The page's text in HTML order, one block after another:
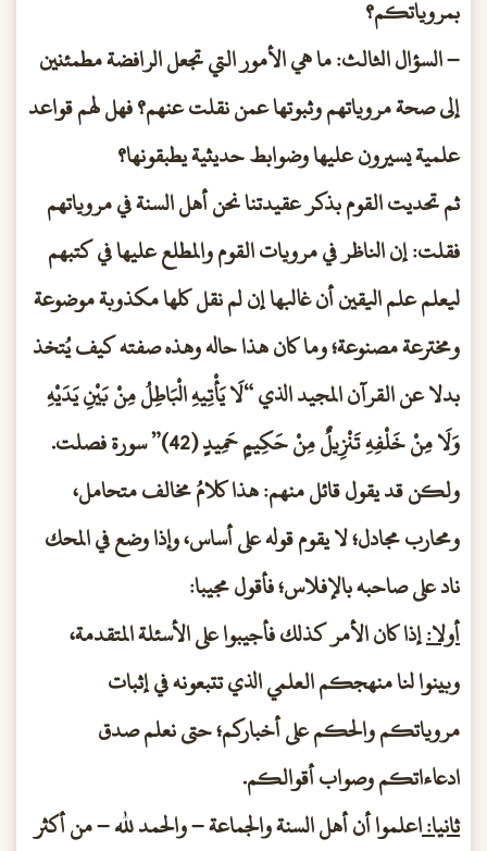
بمروياتكم؟
– السؤال الثالث: ما هي الأمور التي تجعل الرافضة مطمئنين
إلى صحة مروياتهم وثبوتها عمن نقلت عنهم؟ فهل لهم قواعد
علمية يسيرون عليها وضوابط حديثية يطبقونها؟
ثم تحديت القوم بذكر عقيدتنا نحن أهل السنة في مروياتهم
فقلت: إن الناظر في مرويات القوم والمطلع عليها في كتبهم
ليعلم علم اليقين أن غالبها إن لم نقل كلها مكذوبة موضوعة
ومخترعة مصنوعة؛ وما كان هذا حاله وهذه صفته كيف يُتخذ
بدلا عن القرآن المجيد الذي “لَا يَأْتِيهِ الْبَاطِلُ مِنْ بَيْنِ يَدَيْهِ
وَلَا مِنْ خَلْفِهِ تَنْزِيلٌ مِنْ حَكِيمٍ حَمِيدٍ (42)” سورة فصلت.
ولكن قد يقول قائل منهم: هذا كلامُ مخالف متحامل،
ومحارب مجادل؛ لا يقوم قوله على أساس، وإذا وضع في المحك
ناد على صاحبه بالإفلاس؛ فأقول مجيبا:
أولا:إذا كان الأمر كذلك فأجيبوا على الأسئلة المتقدمة،
وبينوا لنا منهجكم العلمي الذي تتبعونه في إثبات
مروياتكم والحكم على أخباركم؛ حتى نعلم صدق
ادعاءاتكم وصواب أقوالكم.
ثانيا:اعلموا أن أهل السنة والجماعة – والحمد لله – من أكثر